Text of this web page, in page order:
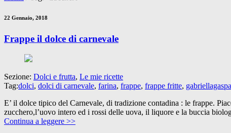
22 Gennaio, 2018
Frappe il dolce di carnevale
Sezione: Dolci e frutta, Le mie ricette
Tag:dolci, dolci di carnevale, farina, frappe, frappe fritte,
E’ il dolce tipico del Carnevale, di tradizione contadina : le frappe.
zucchero,l’uovo intero ed i rossi delle uova, il liquore e la buccia
Continua a leggere >>